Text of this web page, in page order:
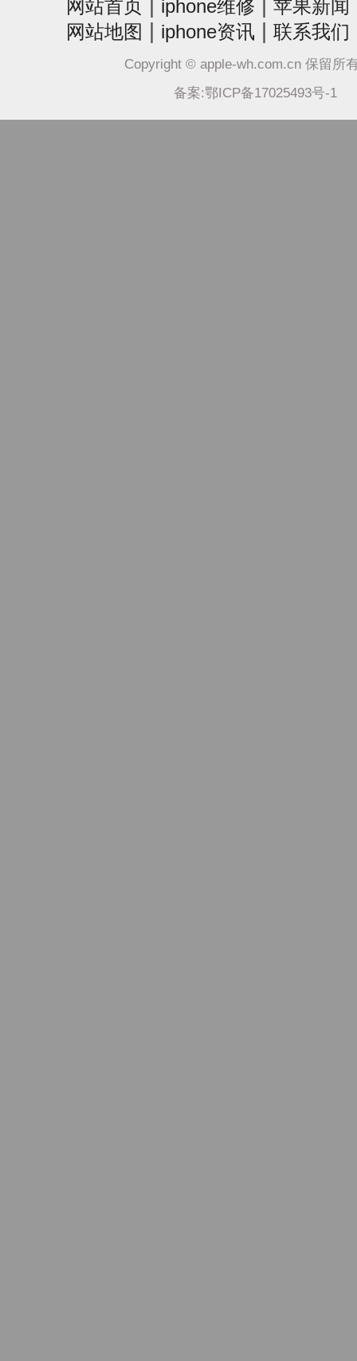
网站首页 iphone维修 苹果新闻
网站地图 iphone资讯 联系我们
Copyright © apple-wh.com.cn 保留所
备案:鄂ICP备17025493号-1